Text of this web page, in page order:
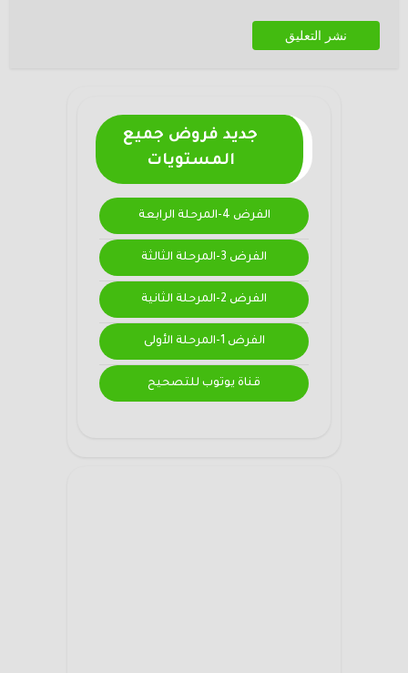
جديد فروض جميع
المستويات
الفرض 4-المرحلة الرابعة
الفرض 3-المرحلة الثالثة
الفرض 2-المرحلة الثانية
الفرض 1-المرحلة الأولى
قناة يوتوب للتصحيح